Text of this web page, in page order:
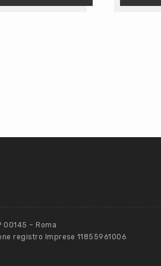
00145 – Roma
registro Imprese 11855961006